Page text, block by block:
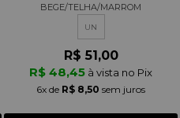
BEGE/TELHA/MARROM
UN
R$ 51,00
R$ 48,45 à vista no Pix
6x de R$ 8,50 sem juros